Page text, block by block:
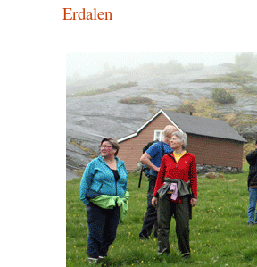
Erdalen